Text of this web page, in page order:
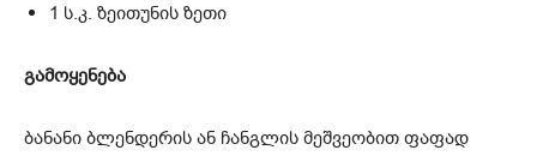
1 ს.კ. ზეითუნის ზეთი
გამოყენება
ბანანი ბლენდერის ან ჩანგლის მეშვეობით ფაფად